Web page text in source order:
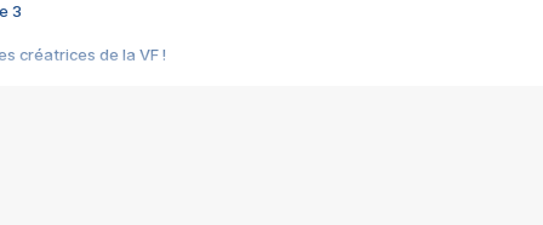
3
créatrices de la VF !